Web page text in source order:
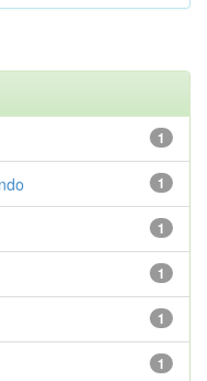
1
1
1
1
1
1